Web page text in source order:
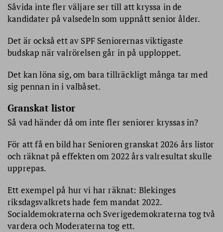
Såvida inte fler väljare ser till att kryssa in de
kandidater på valsedeln som uppnått senior ålder.
Det är också ett av SPF Seniorernas viktigaste
budskap när valrörelsen går in på upploppet.
Det kan löna sig, om bara tillräckligt många tar med
sig pennan in i valbåset.
Granskat listor
Så vad händer då om inte fler seniorer kryssas in?
För att få en bild har Senioren granskat 2026 års listor
och räknat på effekten om 2022 års valresultat skulle
upprepas.
Ett exempel på hur vi har räknat: Blekinges
riksdagsvalkrets hade fem mandat 2022.
Socialdemokraterna och Sverigedemokraterna tog två
vardera och Moderaterna tog ett.